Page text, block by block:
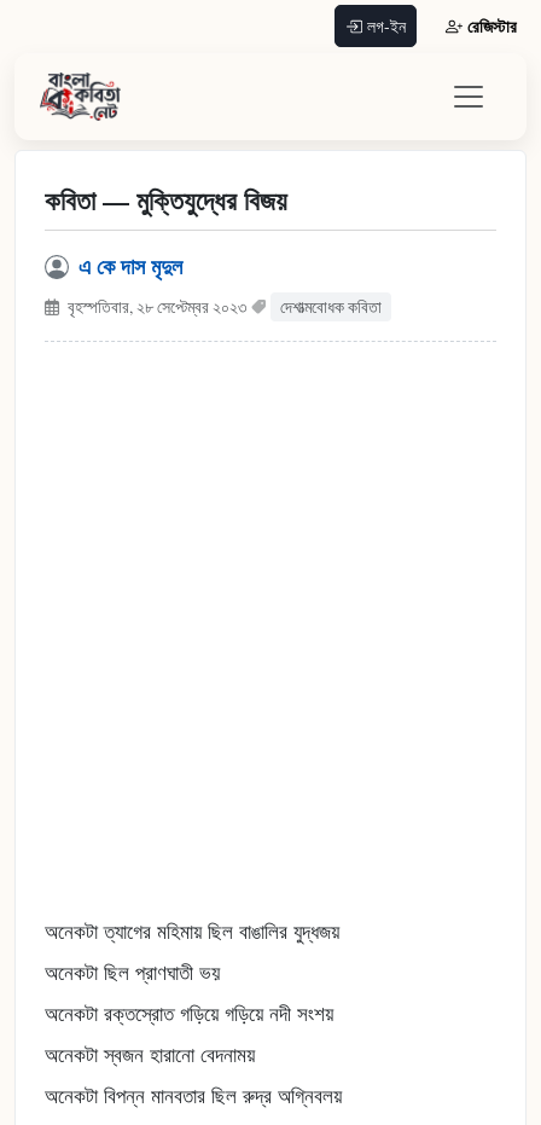
লগ-ইন রেজিস্টার
কবিতা — মুক্তিযুদ্ধের বিজয়
এ কে দাস মৃদুল
বৃহস্পতিবার, ২৮ সেপ্টেম্বর ২০২৩ দেশাত্মবোধক কবিতা
অনেকটা ত্যাগের মহিমায় ছিল বাঙালির যুদ্ধজয়
অনেকটা ছিল প্রাণঘাতী ভয়
অনেকটা রক্তস্রোত গড়িয়ে গড়িয়ে নদী সংশয়
অনেকটা স্বজন হারানো বেদনাময়
অনেকটা বিপন্ন মানবতার ছিল রুদ্র অগ্নিবলয়